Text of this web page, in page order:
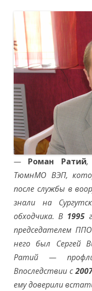
— Роман Ратий,
ТюмнМО ВЭП,
после службы в
знали на
обходчика. В 1995
председателем
него был Сергей
Ратий —
Впоследствии с
ему доверили